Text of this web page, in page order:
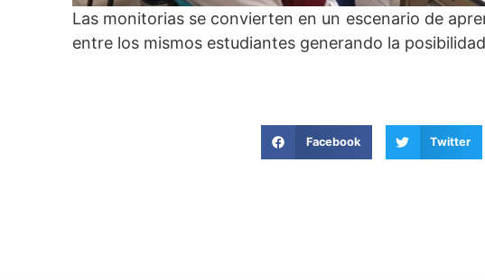
Las monitorias se convierten en un escenario de
entre los mismos estudiantes generando la
Facebook Twitter